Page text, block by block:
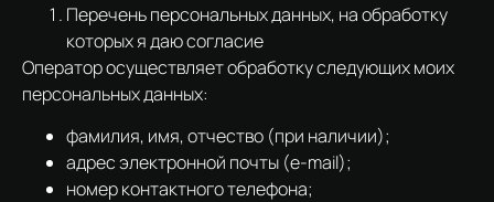
Перечень персональных данных, на обработку
которых я даю согласие
Оператор осуществляет обработку следующих моих
персональных данных:
фамилия, имя, отчество (при наличии);
адрес электронной почты (e-mail);
номер контактного телефона;